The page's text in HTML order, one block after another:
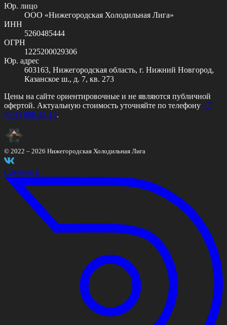
Юр. лицо
ООО «Нижегородская Холодильная Лига»
ИНН
5260485444
ОГРН
1225200029306
Юр. адрес
603163, Нижегородская область, г. Нижний Новгород,
Казанское ш., д. 7, кв. 273
Цены на сайте ориентировочные и не являются публичной
офертой. Актуальную стоимость уточняйте по телефону +7
(951) 908-42-13.
© 2022 – 2026 Нижегородская Холодильная Лига
Сделано в